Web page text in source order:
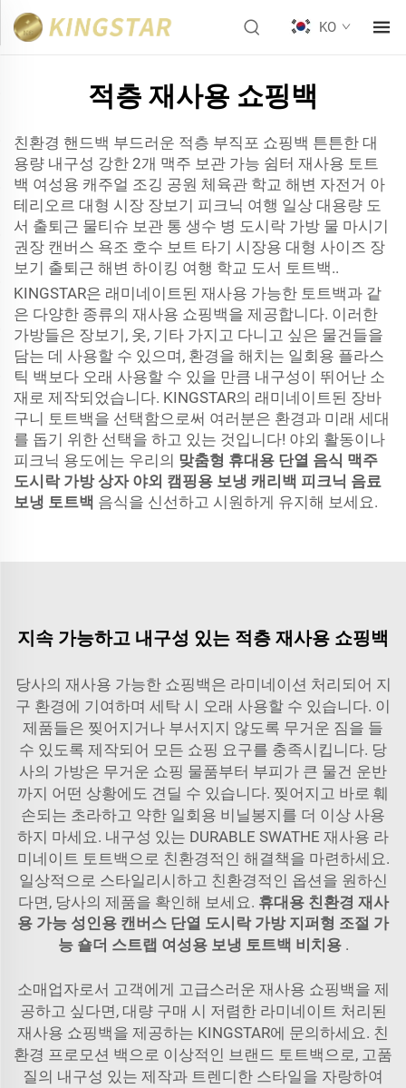
KO
적층 재사용 쇼핑백
친환경 핸드백 부드러운 적층 부직포 쇼핑백 튼튼한 대
용량 내구성 강한 2개 맥주 보관 가능 쉼터 재사용 토트
백 여성용 캐주얼 조깅 공원 체육관 학교 해변 자전거 아
테리오르 대형 시장 장보기 피크닉 여행 일상 대용량 도
서 출퇴근 물티슈 보관 통 생수 병 도시락 가방 물 마시기
권장 캔버스 욕조 호수 보트 타기 시장용 대형 사이즈 장
보기 출퇴근 해변 하이킹 여행 학교 도서 토트백..
KINGSTAR은 래미네이트된 재사용 가능한 토트백과 같
은 다양한 종류의 재사용 쇼핑백을 제공합니다. 이러한
가방들은 장보기, 옷, 기타 가지고 다니고 싶은 물건들을
담는 데 사용할 수 있으며, 환경을 해치는 일회용 플라스
틱 백보다 오래 사용할 수 있을 만큼 내구성이 뛰어난 소
재로 제작되었습니다. KINGSTAR의 래미네이트된 장바
구니 토트백을 선택함으로써 여러분은 환경과 미래 세대
를 돕기 위한 선택을 하고 있는 것입니다! 야외 활동이나
피크닉 용도에는 우리의 맞춤형 휴대용 단열 음식 맥주
도시락 가방 상자 야외 캠핑용 보냉 캐리백 피크닉 음료
보냉 토트백 음식을 신선하고 시원하게 유지해 보세요.
지속 가능하고 내구성 있는 적층 재사용 쇼핑백
당사의 재사용 가능한 쇼핑백은 라미네이션 처리되어 지
구 환경에 기여하며 세탁 시 오래 사용할 수 있습니다. 이
제품들은 찢어지거나 부서지지 않도록 무거운 짐을 들
수 있도록 제작되어 모든 쇼핑 요구를 충족시킵니다. 당
사의 가방은 무거운 쇼핑 물품부터 부피가 큰 물건 운반
까지 어떤 상황에도 견딜 수 있습니다. 찢어지고 바로 훼
손되는 초라하고 약한 일회용 비닐봉지를 더 이상 사용
하지 마세요. 내구성 있는 DURABLE SWATHE 재사용 라
미네이트 토트백으로 친환경적인 해결책을 마련하세요.
일상적으로 스타일리시하고 친환경적인 옵션을 원하신
다면, 당사의 제품을 확인해 보세요. 휴대용 친환경 재사
용 가능 성인용 캔버스 단열 도시락 가방 지퍼형 조절 가
능 숄더 스트랩 여성용 보냉 토트백 비치용 .
소매업자로서 고객에게 고급스러운 재사용 쇼핑백을 제
공하고 싶다면, 대량 구매 시 저렴한 라미네이트 처리된
재사용 쇼핑백을 제공하는 KINGSTAR에 문의하세요. 친
환경 프로모션 백으로 이상적인 브랜드 토트백으로, 고품
질의 내구성 있는 제작과 트렌디한 스타일을 자랑하여